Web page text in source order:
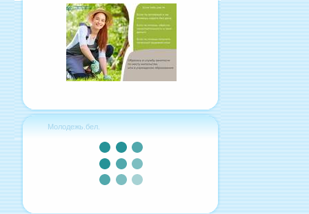
Молодежь.бел.